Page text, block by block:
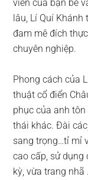
viên của bạn bè
lâu, Lí Quí Khánh
đam mê đích
chuyên nghiệp.
Phong cách của
thuật cổ điển
phục của anh
thái khác. Đài
sang trọng…tỉ mỉ
cao cấp, sử dụng
kỳ, vừa trang